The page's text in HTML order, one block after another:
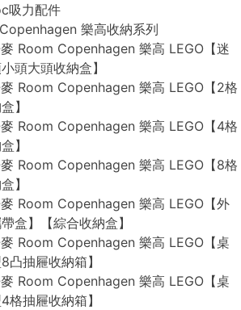
吸力配件
樂高收納系列
Room Copenhagen 樂高 LEGO【迷
頭大頭收納盒】
Room Copenhagen 樂高 LEGO【2格
】
Room Copenhagen 樂高 LEGO【4格
】
Room Copenhagen 樂高 LEGO【8格
】
Room Copenhagen 樂高 LEGO【外
盒】【綜合收納盒】
Room Copenhagen 樂高 LEGO【桌
凸抽屜收納箱】
Room Copenhagen 樂高 LEGO【桌
格抽屜收納箱】